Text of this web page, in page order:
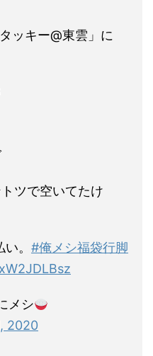
ッキー@東雲」に
ツで空いてたけ
。 #俺メシ福袋行脚
メシ
2020